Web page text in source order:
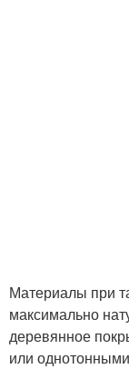
Материалы при
максимально
деревянное
или